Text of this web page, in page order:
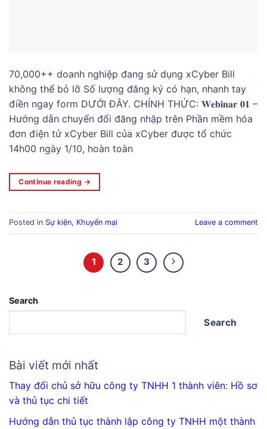
70,000++ doanh nghiệp đang sử dụng xCyber Bill
không thể bỏ lỡ Số lượng đăng ký có hạn, nhanh tay
điền ngay form DƯỚI ĐÂY. CHÍNH THỨC: 𝐖𝐞𝐛𝐢𝐧𝐚𝐫 𝟎𝟏 –
Hướng dẫn chuyển đổi đăng nhập trên Phần mềm hóa
đơn điện tử xCyber Bill của xCyber được tổ chức
14h00 ngày 1/10, hoàn toàn
Continue reading →
Posted in Sự kiện, Khuyến mại Leave a comment
1 2 3
Search
Search
Bài viết mới nhất
Thay đổi chủ sở hữu công ty TNHH 1 thành viên: Hồ sơ
và thủ tục chi tiết
Hướng dẫn thủ tục thành lập công ty TNHH một thành